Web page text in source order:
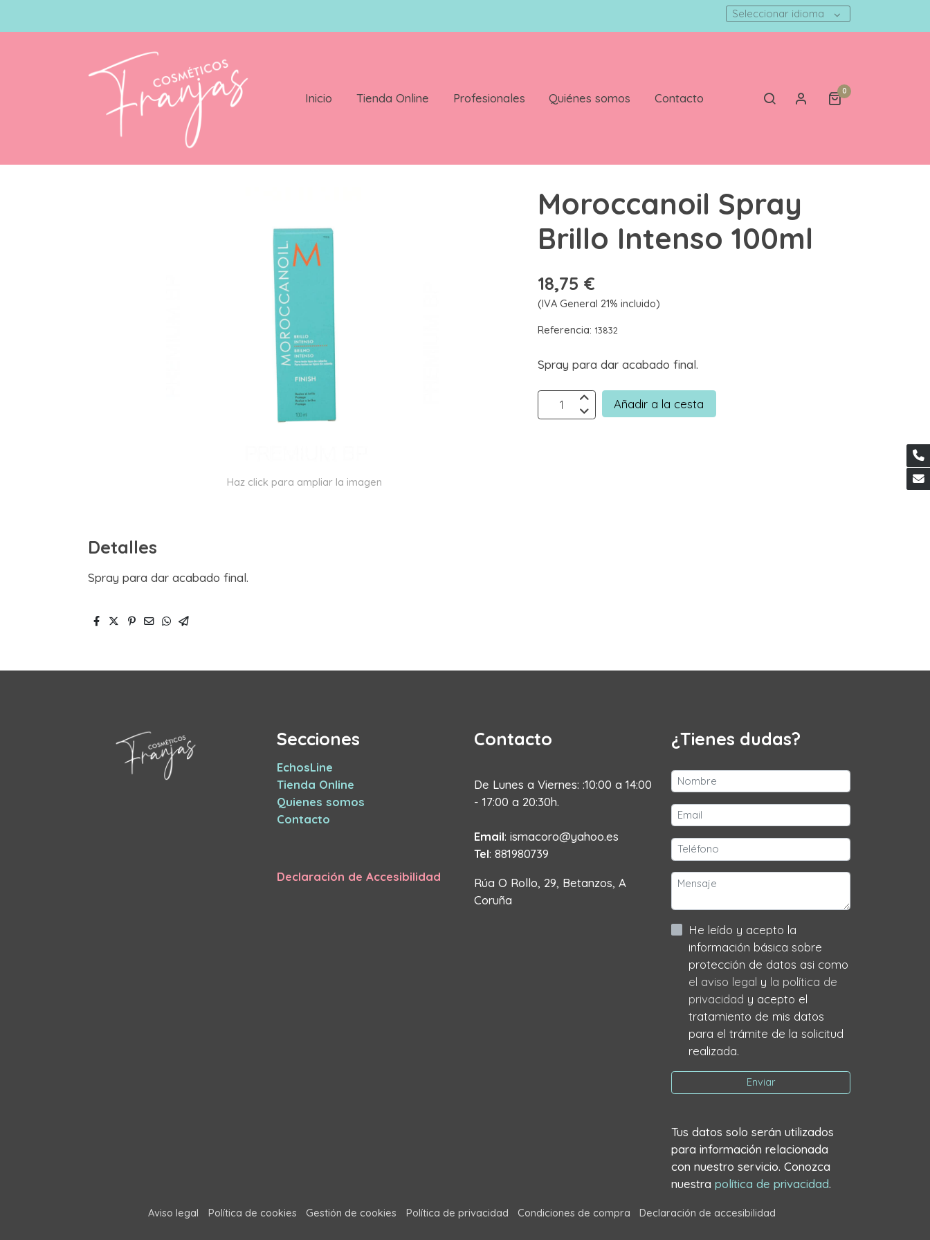
Seleccionar idioma
Inicio Tienda Online Profesionales Quiénes somos Contacto 0
Moroccanoil Spray Brillo Intenso 100ml
Haz click para ampliar la imagen
Detalles
Spray para dar acabado final.
Moroccanoil Spray
Brillo Intenso 100ml
18,75 €
(IVA General 21% incluido)
Referencia: 13832
Spray para dar acabado final.
Añadir a la cesta
Secciones
EchosLine
Tienda Online
Quienes somos
Contacto
Declaración de Accesibilidad
Contacto
De Lunes a Viernes: :10:00 a 14:00
- 17:00 a 20:30h.
Email: ismacoro@yahoo.es
Tel: 881980739
Rúa O Rollo, 29, Betanzos, A
Coruña
¿Tienes dudas?
He leído y acepto la
información básica sobre
protección de datos asi como
el aviso legal y la política de
privacidad y acepto el
tratamiento de mis datos
para el trámite de la solicitud
realizada.
Enviar
Tus datos solo serán utilizados
para información relacionada
con nuestro servicio. Conozca
nuestra política de privacidad.
Aviso legal Política de cookies Gestión de cookies Política de privacidad Condiciones de compra Declaración de accesibilidad